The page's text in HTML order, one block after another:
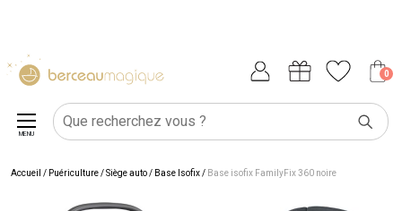
0
MENU
Accueil / Puériculture/Siège auto/ Base Isofix/ Base isofix FamilyFix 360 noire